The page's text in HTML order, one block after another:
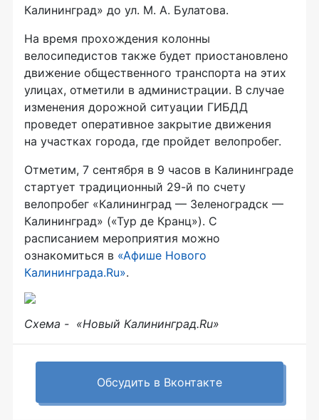
Калининград» до ул. М. А. Булатова.
На время прохождения колонны
велосипедистов также будет приостановлено
движение общественного транспорта на этих
улицах, отметили в администрации. В случае
изменения дорожной ситуации ГИБДД
проведет оперативное закрытие движения
на участках города, где пройдет велопробег.
Отметим, 7 сентября в 9 часов в Калининграде
стартует традиционный 29-й по счету
велопробег «Калининград — Зеленоградск —
Калининград» («Тур де Кранц»). С
расписанием мероприятия можно
ознакомиться в «Афише Нового
Калининграда.Ru».
Схема - «Новый Калининград.Ru»
Обсудить в Вконтакте